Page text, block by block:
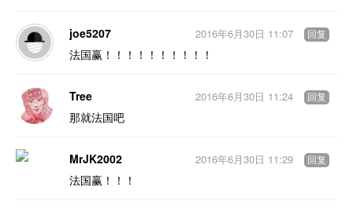
joe5207
法国赢！！！！！！！！！！
2016年6月30日 11:07 回复
Tree
那就法国吧
2016年6月30日 11:24 回复
MrJK2002
法国赢！！！
2016年6月30日 11:29 回复